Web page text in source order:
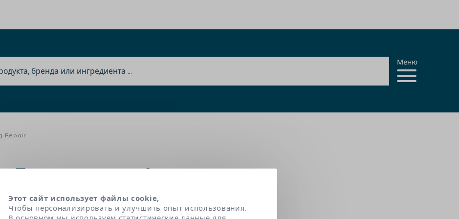
Меню
Repair
Технология Lifting Repair
кожа изменяется, теряет тонус и однородный тон.
Этот сайт использует файлы cookie,
Чтобы персонализировать и улучшить опыт использования.